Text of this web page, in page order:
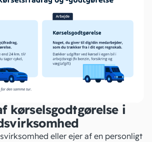
kørselsgodtgørelse i
eller ejer af en personligt